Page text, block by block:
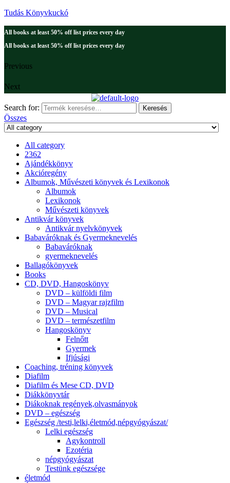
Tudás Könyvkuckó
All books at least 50% off list prices every day
All books at least 50% off list prices every day
Previous
Next
Search for: Keresés
Összes
All category
2362
Ajándékkönyv
Akcióregény
Albumok, Művészeti könyvek és Lexikonok
Albumok
Lexikonok
Művészeti könyvek
Antikvár könyvek
Antikvár nyelvkönyvek
Babaváróknak és Gyermeknevelés
Babaváróknak
gyermeknevelés
Ballagókönyvek
Books
CD, DVD, Hangoskönyv
DVD – külföldi film
DVD – Magyar rajzfilm
DVD – Musical
DVD – természetfilm
Hangoskönyv
Felnőtt
Gyermek
Ifjúsági
Coaching, tréning könyvek
Diafilm
Diafilm és Mese CD, DVD
Diákkönyvtár
Diákoknak regények,olvasmányok
DVD – egészség
Egészség /testi,lelki,életmód,népgyógyászat/
Lelki egészség
Agykontroll
Ezotéria
népgyógyászat
Testünk egészsége
életmód